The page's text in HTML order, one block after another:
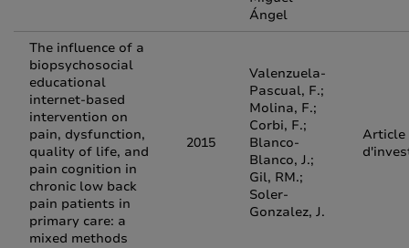
Ángel
The influence of a
biopsychosocial
educational
internet-based
intervention on
pain, dysfunction,
quality of life, and
pain cognition in
chronic low back
pain patients in
primary care: a
mixed methods
2015
Valenzuela-
Pascual, F.;
Molina, F.;
Corbi, F.;
Blanco-
Blanco, J.;
Gil, RM.;
Soler-
Gonzalez, J.
Article